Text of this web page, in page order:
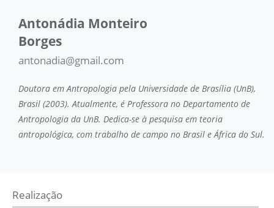
Antonádia Monteiro
Borges
antonadia@gmail.com
Doutora em Antropologia pela Universidade de Brasília (UnB),
Brasil (2003). Atualmente, é Professora no Departamento de
Antropologia da UnB. Dedica-se à pesquisa em teoria
antropológica, com trabalho de campo no Brasil e África do Sul.
Realização